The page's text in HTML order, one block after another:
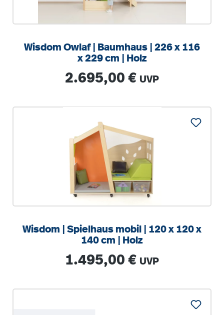
Wisdom Owlaf | Baumhaus | 226 x 116
x 229 cm | Holz
Regulärer Preis:
2.695,00 € UVP
Wisdom | Spielhaus mobil | 120 x 120 x
140 cm | Holz
Regulärer Preis:
1.495,00 € UVP